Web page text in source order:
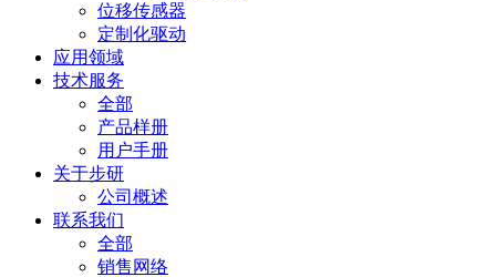
位移传感器
定制化驱动
应用领域
技术服务
全部
产品样册
用户手册
关于步研
公司概述
联系我们
全部
销售网络